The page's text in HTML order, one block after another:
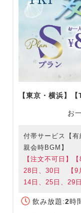
【東京・横浜】
お
付帯サービス【
親会時BGM】
【注文不可日】
28日、30日 【9
14日、25日、29日
飲み放題:2時